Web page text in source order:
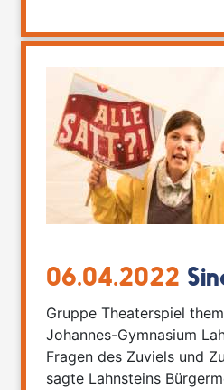
06.04.2022
Gruppe Theaterspiel
Johannes-Gymnasium
Fragen des Zuviels und
sagte Lahnsteins